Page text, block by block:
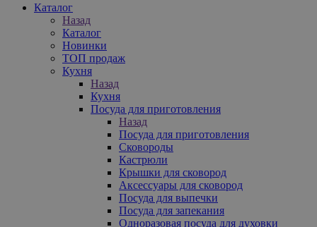
Каталог
Назад
Каталог
Новинки
ТОП продаж
Кухня
Назад
Кухня
Посуда для приготовления
Назад
Посуда для приготовления
Сковороды
Кастрюли
Крышки для сковород
Аксессуары для сковород
Посуда для выпечки
Посуда для запекания
Одноразовая посуда для духовки